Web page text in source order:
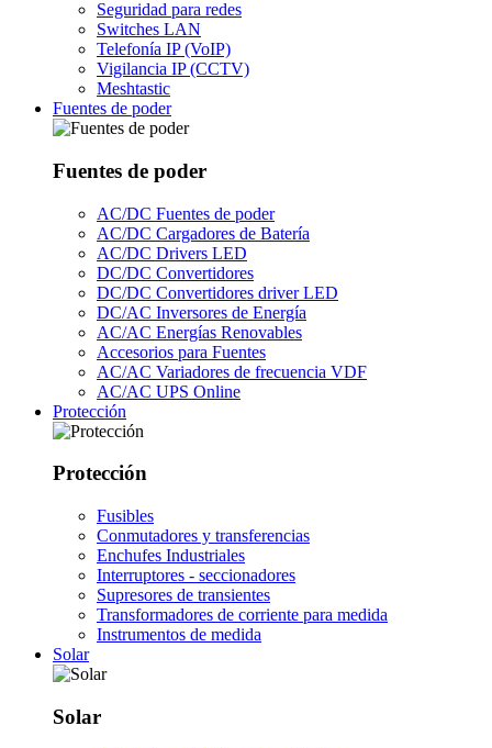
Seguridad para redes
Switches LAN
Telefonía IP (VoIP)
Vigilancia IP (CCTV)
Meshtastic
Fuentes de poder
Fuentes de poder
AC/DC Fuentes de poder
AC/DC Cargadores de Batería
AC/DC Drivers LED
DC/DC Convertidores
DC/DC Convertidores driver LED
DC/AC Inversores de Energía
AC/AC Energías Renovables
Accesorios para Fuentes
AC/AC Variadores de frecuencia VDF
AC/AC UPS Online
Protección
Protección
Fusibles
Conmutadores y transferencias
Enchufes Industriales
Interruptores - seccionadores
Supresores de transientes
Transformadores de corriente para medida
Instrumentos de medida
Solar
Solar